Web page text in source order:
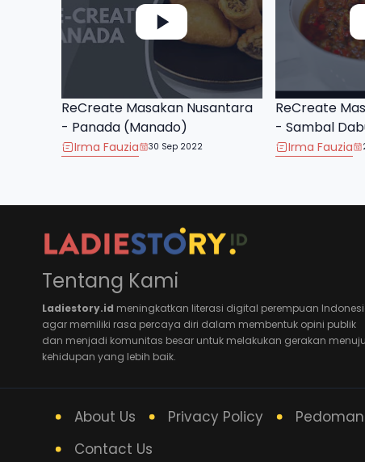
ReCreate Masakan Nusantara
- Panada (Manado)
Irma Fauzia 30 Sep 2022
ReCreate
- Sambal
Irma Fauzia
Tentang Kami
Ladiestory.id meningkatkan literasi digital perempuan
agar memiliki rasa percaya diri dalam membentuk opini publik
dan menjadi komunitas besar untuk melakukan gerakan menuju
kehidupan yang lebih baik.
About Us Privacy Policy
Contact Us